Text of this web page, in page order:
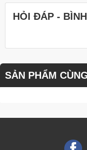
HỎI ĐÁP -
SẢN PHẨM